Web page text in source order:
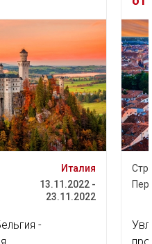
Италия
13.11.2022 -
23.11.2022
-